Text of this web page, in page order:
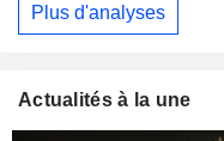
Plus d'analyses
Actualités à la une